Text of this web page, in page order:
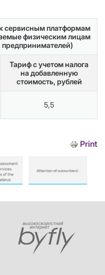
сервисным платформам
физическим лицам
Тариф с учетом налога
на добавленную
стоимость, рублей
5,5
Print